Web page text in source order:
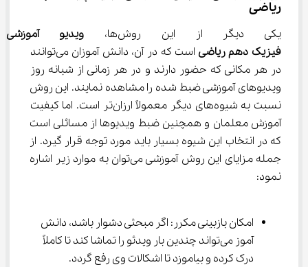
ریاضی
یکی دیگر از این روش‌ها،
ویدیو
فیزیک دهم ریاضی
است که در آن، دانش آموزان می‌توانند
در هر مکانی که حضور دارند و در هر زمانی از شبانه روز
ویدیوهای آموزشی ضبط شده را مشاهده نمایند. این روش
نسبت به شیوه‌های دیگر معمولاً ارزان‌تر است. اما کیفیت
آموزش معلمان و همچنین ضبط ویدیوها از مسائلی است
که در انتخاب این شیوه بسیار باید مورد توجه قرار گیرد. از
جمله مزایای این روش آموزشی می‌توان به موارد زیر اشاره
نمود:
امکان بازبینی مکرر: اگر مبحثی دشوار باشد، دانش
آموز می‌تواند چندین بار ویدئو را تماشا کند تا کاملاً
درک کرده و بیاموزد تا اشکالات وی رفع گردد.